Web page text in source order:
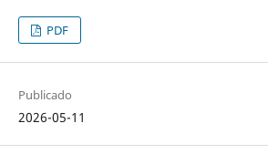
PDF
Publicado
2026-05-11